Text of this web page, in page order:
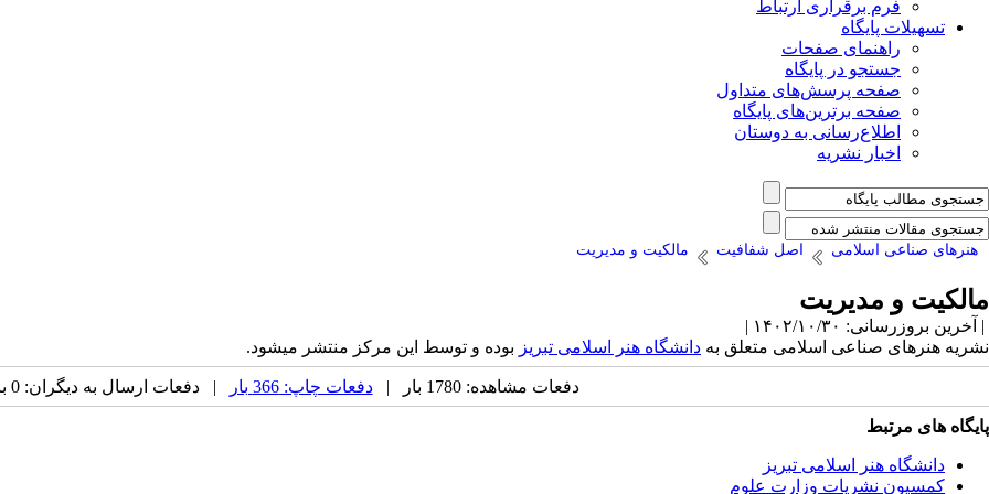
فرم برقراری ارتباط
تسهیلات پایگاه
راهنمای صفحات
جستجو در پایگاه
صفحه پرسش‌های متداول
صفحه برترین‌های پایگاه
اطلاع‌رسانی به دوستان
اخبار نشریه
هنرهای صناعی اسلامی اصل شفافیت مالکیت و مدیریت
مالکیت و مدیریت
| آخرین بروزرسانی: ۱۴۰۲/۱۰/۳۰ |
نشریه هنرهای صناعی اسلامی متعلق به دانشگاه هنر اسلامی تبریز بوده و توسط این مرکز منتشر میشود.
دفعات مشاهده: 1780 بار | دفعات چاپ: 366 بار | دفعات ارسال به دیگران: 0 بار |
پایگاه های مرتبط
دانشگاه هنر اسلامی تبریز
کمسیون نشریات وزارت علوم